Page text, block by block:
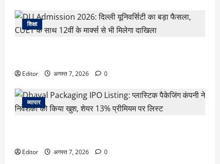
शिक्षा
Editor अगस्त 7, 2026 0
व्यापार
Editor अगस्त 7, 2026 0